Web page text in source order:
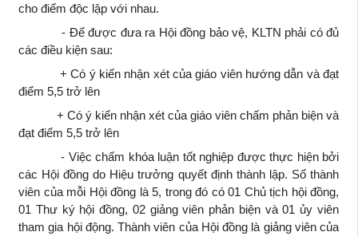
cho điểm độc lập với nhau.
- Để được đưa ra Hội đồng bảo vệ, KLTN phải có đủ
các điều kiện sau:
+ Có ý kiến nhận xét của giáo viên hướng dẫn và đạt
điểm 5,5 trở lên
+ Có ý kiến nhận xét của giáo viên chấm phản biện và
đạt điểm 5,5 trở lên
- Việc chấm khóa luận tốt nghiệp được thực hiện bởi
các Hội đồng do Hiệu trưởng quyết định thành lập. Số thành
viên của mỗi Hội đồng là 5, trong đó có 01 Chủ tịch hội đồng,
01 Thư ký hội đồng, 02 giảng viên phản biện và 01 ủy viên
tham gia hội động. Thành viên của Hội đồng là giảng viên của